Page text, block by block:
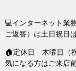
💻インターネット業
ご返答）は土日祝日
🏠定休日 木曜日（
気になる方はご来店